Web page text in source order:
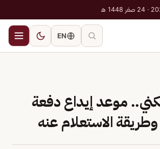
EN
موعد إيداع دفعة
الاستعلام عنه